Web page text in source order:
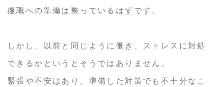
復職への準備は整っているはずです。
しかし、以前と同じように働き、ストレスに対処
できるかというとそうではありません。
緊張や不安はあり、準備した対策でも不十分なこ